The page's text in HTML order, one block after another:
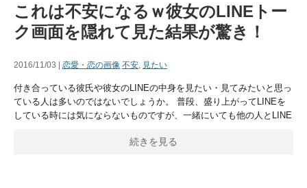
これは不安になるｗ彼女のLINEトー
ク画面を隠れて見た結果が驚き！
2016/11/03 | 恋愛・恋の画像 不安, 見たい
付き合っている彼氏や彼女のLINEの中身を見たい・見てみたいと思っ
ている人は多いのではないでしょうか。 普段、盛り上がってLINEを
している時には気にならないものですが、一緒にいても他の人とLINE
続きを見る